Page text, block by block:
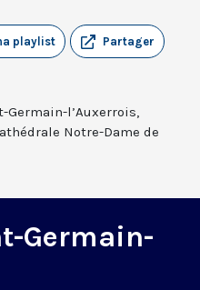
Partager
playlist
Germain-l’Auxerrois,
Notre-Dame de
Germain-